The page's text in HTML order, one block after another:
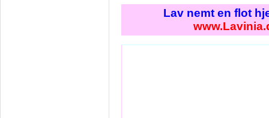
Lav nemt en flot